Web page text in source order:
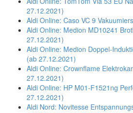
27.12.2021)
Aldi Online: Caso VC 9
Aldi Online: Medion MD10241
27.12.2021)
Aldi Online: Medion Doppel-
(ab 27.12.2021)
Aldi Online: Crownflame
27.12.2021)
Aldi Online: HP M01-F1521ng
27.12.2021)
Aldi Nord: Novitesse